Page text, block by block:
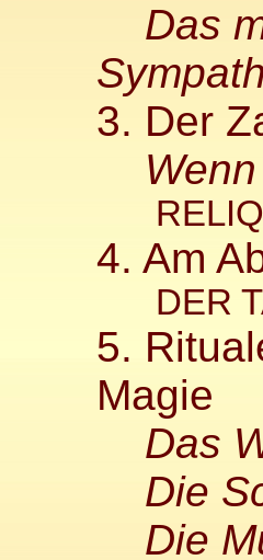
Das
3. Der
Wenn
4. Am
DER
5.
Magie
Das
Die
Die